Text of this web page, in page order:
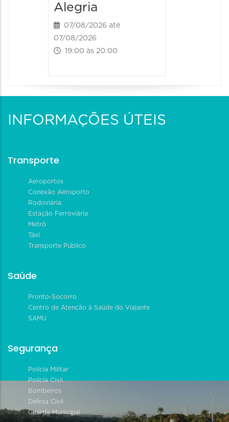
Alegria
07/08/2026 até
07/08/2026
19:00 às 20:00
INFORMAÇÕES ÚTEIS
Transporte
Aeroportos
Conexão Aeroporto
Rodoviária
Estação Ferroviária
Metrô
Táxi
Transporte Público
Saúde
Pronto-Socorro
Centro de Atenção à Saúde do Viajante
SAMU
Segurança
Polícia Militar
Polícia Civil
Bombeiros
Defesa Civil
Guarda Municipal